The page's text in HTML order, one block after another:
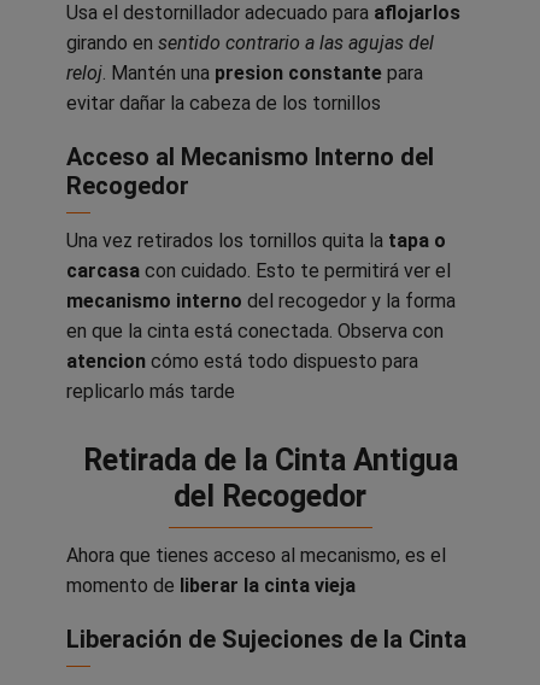
Usa el destornillador adecuado para aflojarlos
girando en sentido contrario a las agujas del
reloj. Mantén una presion constante para
evitar dañar la cabeza de los tornillos
Acceso al Mecanismo Interno del
Recogedor
Una vez retirados los tornillos quita la tapa o
carcasa con cuidado. Esto te permitirá ver el
mecanismo interno del recogedor y la forma
en que la cinta está conectada. Observa con
atencion cómo está todo dispuesto para
replicarlo más tarde
Retirada de la Cinta Antigua
del Recogedor
Ahora que tienes acceso al mecanismo, es el
momento de liberar la cinta vieja
Liberación de Sujeciones de la Cinta